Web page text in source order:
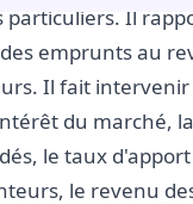
particuliers. Il
emprunts au
Il fait intervenir
du marché,
le taux
le revenu